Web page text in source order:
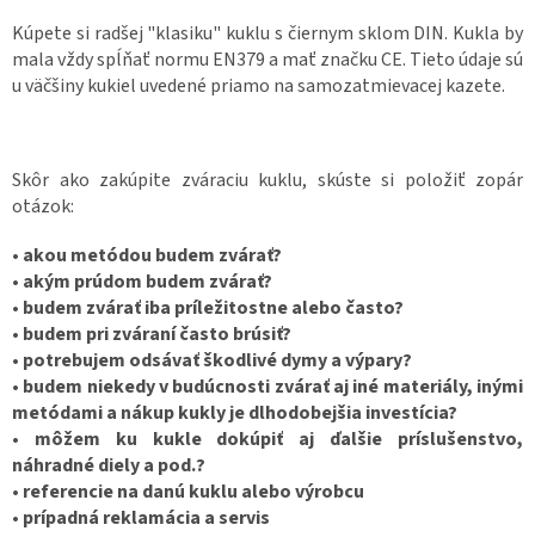
Kúpete si radšej "klasiku" kuklu s čiernym sklom DIN. Kukla by
mala vždy spĺňať normu EN379 a mať značku CE. Tieto údaje sú
u väčšiny kukiel uvedené priamo na samozatmievacej kazete.
Skôr ako zakúpite zváraciu kuklu, skúste si položiť zopár
otázok:
• akou metódou budem zvárať?
• akým prúdom budem zvárať?
• budem zvárať iba príležitostne alebo často?
• budem pri zváraní často brúsiť?
• potrebujem odsávať škodlivé dymy a výpary?
• budem niekedy v budúcnosti zvárať aj iné materiály, inými
metódami a nákup kukly je dlhodobejšia investícia?
• môžem ku kukle dokúpiť aj ďalšie príslušenstvo,
náhradné diely a pod.?
• referencie na danú kuklu alebo výrobcu
• prípadná reklamácia a servis